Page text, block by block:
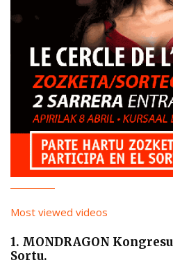
Most viewed videos
1. MONDRAGON
Sortu.